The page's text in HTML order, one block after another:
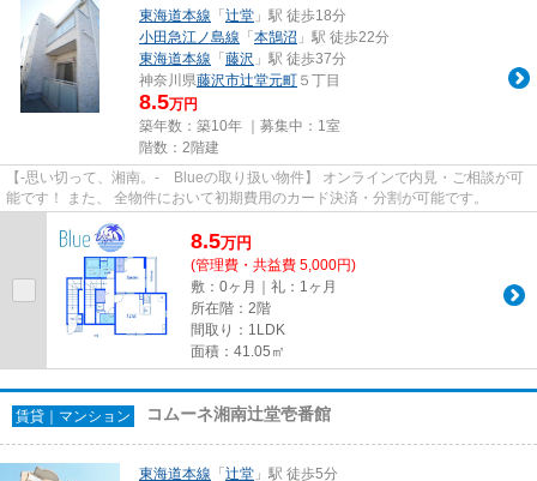
東海道本線 「 辻堂 」駅 徒歩18分
小田急江ノ島線 「 本鵠沼 」駅 徒歩22分
東海道本線 「 藤沢 」駅 徒歩37分
神奈川県藤沢市辻堂元町 ５丁目
8.5万円
築年数：築10年 ｜募集中： 1室
階数：2階建
【-思い切って、湘南。- Blueの取り扱い物件】 オンラインで内見・ご相談が可
能です！ また、 全物件において初期費用のカード決済・分割が可能です。
8.5万円
(管理費・共益費 5,000円)
敷：0ヶ月｜礼：1ヶ月
所在階：2階
間取り：1LDK
面積：41.05㎡
賃貸｜マンション コムーネ湘南辻堂壱番館
東海道本線 「 辻堂 」駅 徒歩5分